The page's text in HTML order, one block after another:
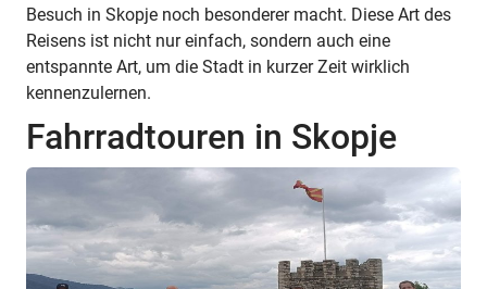
Besuch in Skopje noch besonderer macht. Diese Art des
Reisens ist nicht nur einfach, sondern auch eine
entspannte Art, um die Stadt in kurzer Zeit wirklich
kennenzulernen.
Fahrradtouren in Skopje